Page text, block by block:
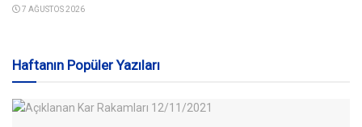
7 AĞUSTOS 2026
Haftanın Popüler Yazıları